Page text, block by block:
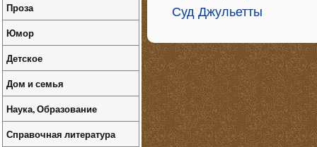
Суд Джульетты
Проза
Юмор
Детское
Дом и семья
Наука, Образование
Справочная литература